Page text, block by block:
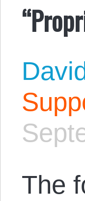
The